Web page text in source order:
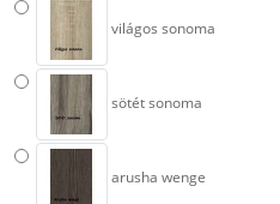
világos sonoma
sötét sonoma
arusha wenge